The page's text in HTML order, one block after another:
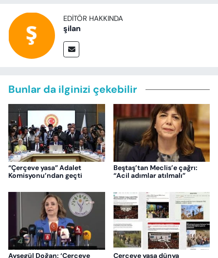
EDITÖR HAKKINDA
şilan
Bunlar da ilginizi çekebilir
“Çerçeve yasa” Adalet
Komisyonu’ndan geçti
Beştaş’tan Meclis’e çağrı:
“Acil adımlar atılmalı”
Ayşegül Doğan: ‘Çerçeve
Çerçeve yasa dünya